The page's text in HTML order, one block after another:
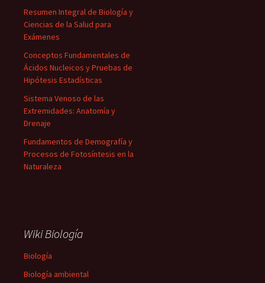
Resumen Integral de Biología y
Ciencias de la Salud para
Exámenes
Conceptos Fundamentales de
Ácidos Nucleicos y Pruebas de
Hipótesis Estadísticas
Sistema Venoso de las
Extremidades: Anatomía y
Drenaje
Fundamentos de Demografía y
Procesos de Fotosíntesis en la
Naturaleza
Wiki Biología
Biología
Biología ambiental